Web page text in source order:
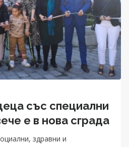
със специални
е в нова сграда
здравни и